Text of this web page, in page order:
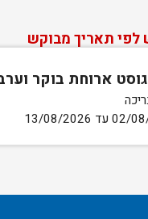
לפי תאריך מבוקש